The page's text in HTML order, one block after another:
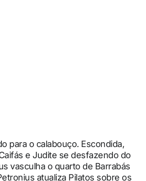
para o calabouço. Escondida,
e Judite se desfazendo do
vasculha o quarto de Barrabás
atualiza Pilatos sobre os